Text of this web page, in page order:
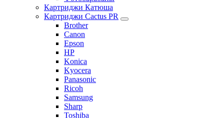
Картриджи Катюша
Картриджи Cactus PR
Brother
Canon
Epson
HP
Konica
Kyocera
Panasonic
Ricoh
Samsung
Sharp
Toshiba